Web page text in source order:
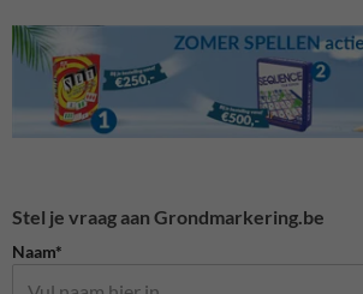
Stel je vraag aan Grondmarkering.be
Naam*